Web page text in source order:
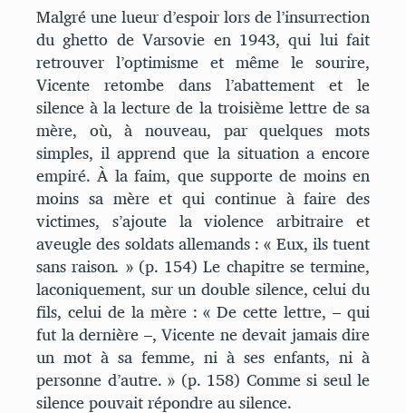
Malgré une lueur d’espoir lors de l’insurrection
du ghetto de Varsovie en 1943, qui lui fait
retrouver l’optimisme et même le sourire,
Vicente retombe dans l’abattement et le
silence à la lecture de la troisième lettre de sa
mère, où, à nouveau, par quelques mots
simples, il apprend que la situation a encore
empiré. À la faim, que supporte de moins en
moins sa mère et qui continue à faire des
victimes, s’ajoute la violence arbitraire et
aveugle des soldats allemands : « Eux, ils tuent
sans raison. » (p. 154) Le chapitre se termine,
laconiquement, sur un double silence, celui du
fils, celui de la mère : « De cette lettre, – qui
fut la dernière –, Vicente ne devait jamais dire
un mot à sa femme, ni à ses enfants, ni à
personne d’autre. » (p. 158) Comme si seul le
silence pouvait répondre au silence.